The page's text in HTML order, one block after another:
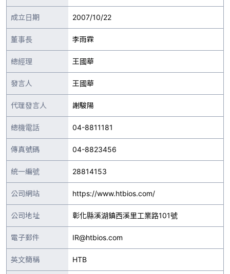
成立日期 2007/10/22
董事長 李雨霖
總經理 王國華
發言人 王國華
代理發言人 謝駿陽
總機電話 04-8811181
傳真號碼 04-8823456
統一編號 28814153
公司網站 https://www.htbios.com/
公司地址 彰化縣溪湖鎮西溪里工業路101號
電子郵件 IR@htbios.com
英文簡稱 HTB